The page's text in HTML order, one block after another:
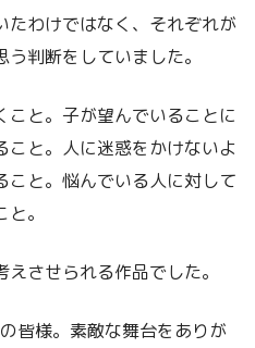
たわけではなく、それぞれが
判断をしていました。
と。子が望んでいることに
こと。人に迷惑をかけないよ
こと。悩んでいる人に対して
。
させられる作品でした。
皆様。素敵な舞台をありが